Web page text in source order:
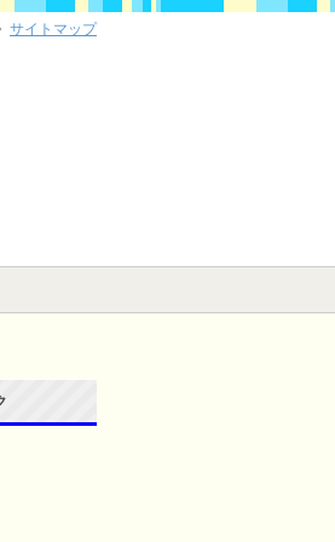
サイトマップ